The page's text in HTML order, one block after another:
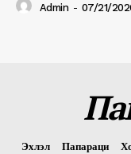
Admin - 07/21/
Эхлэл Папараци